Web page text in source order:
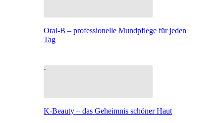
Oral-B – professionelle Mundpflege für jeden
Tag
K-Beauty – das Geheimnis schöner Haut